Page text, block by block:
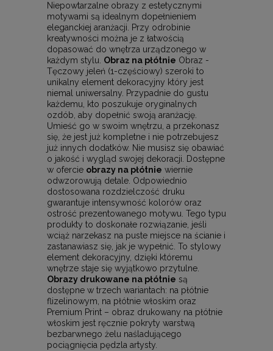
Niepowtarzalne obrazy z estetycznymi
motywami są idealnym dopełnieniem
eleganckiej aranżacji. Przy odrobinie
kreatywności można je z łatwością
dopasować do wnętrza urządzonego w
każdym stylu. Obraz na płótnie Obraz -
Tęczowy jeleń (1-częściowy) szeroki to
unikalny element dekoracyjny który jest
niemal uniwersalny. Przypadnie do gustu
każdemu, kto poszukuje oryginalnych
ozdób, aby dopełnić swoją aranżację.
Umieść go w swoim wnętrzu, a przekonasz
się, że jest już kompletne i nie potrzebujesz
już innych dodatków. Nie musisz się obawiać
o jakość i wygląd swojej dekoracji. Dostępne
w ofercie obrazy na płótnie wiernie
odwzorowują detale. Odpowiednio
dostosowana rozdzielczość druku
gwarantuje intensywność kolorów oraz
ostrość prezentowanego motywu. Tego typu
produkty to doskonałe rozwiązanie, jeśli
wciąż narzekasz na puste miejsce na ścianie i
zastanawiasz się, jak je wypełnić. To stylowy
element dekoracyjny, dzięki któremu
wnętrze staje się wyjątkowo przytulne.
Obrazy drukowane na płótnie są
dostępne w trzech wariantach: na płótnie
flizelinowym, na płótnie włoskim oraz
Premium Print – obraz drukowany na płótnie
włoskim jest ręcznie pokryty warstwą
bezbarwnego żelu naśladującego
pociągnięcia pędzla artysty.